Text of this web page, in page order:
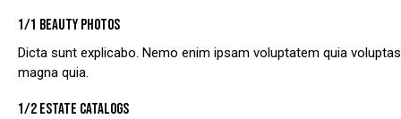
1/1 BEAUTY PHOTOS
Dicta sunt explicabo. Nemo enim ipsam voluptatem quia
magna quia.
1/2 ESTATE CATALOGS